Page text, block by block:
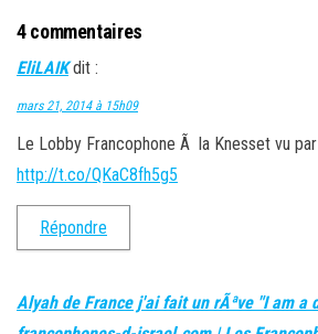
4 commentaires
EliLAIK dit :
mars 21, 2014 à 15h09
Le Lobby Francophone Ã la Knesset vu par
http://t.co/QKaC8fh5g5
Répondre
Alyah de France j'ai fait un rÃªve "I am a